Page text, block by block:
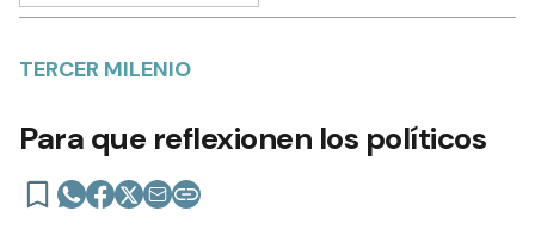
TERCER MILENIO
Para que reflexionen los políticos